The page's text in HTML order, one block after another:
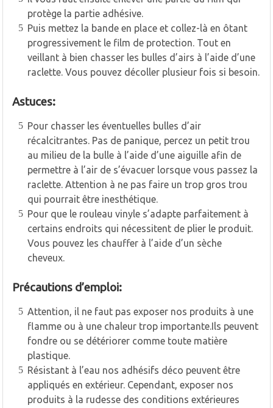
protège la partie adhésive.
Puis mettez la bande en place et collez-là en ôtant
progressivement le film de protection. Tout en
veillant à bien chasser les bulles d’airs à l’aide d’une
raclette. Vous pouvez décoller plusieur fois si besoin.
Astuces:
Pour chasser les éventuelles bulles d’air
récalcitrantes. Pas de panique, percez un petit trou
au milieu de la bulle à l’aide d’une aiguille afin de
permettre à l’air de s’évacuer lorsque vous passez la
raclette. Attention à ne pas faire un trop gros trou
qui pourrait être inesthétique.
Pour que le rouleau vinyle s’adapte parfaitement à
certains endroits qui nécessitent de plier le produit.
Vous pouvez les chauffer à l’aide d’un sèche
cheveux.
Précautions d’emploi:
Attention, il ne faut pas exposer nos produits à une
flamme ou à une chaleur trop importante.Ils peuvent
fondre ou se détériorer comme toute matière
plastique.
Résistant à l’eau nos adhésifs déco peuvent être
appliqués en extérieur. Cependant, exposer nos
produits à la rudesse des conditions extérieures